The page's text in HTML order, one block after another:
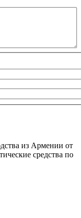
из Армении от
средства по